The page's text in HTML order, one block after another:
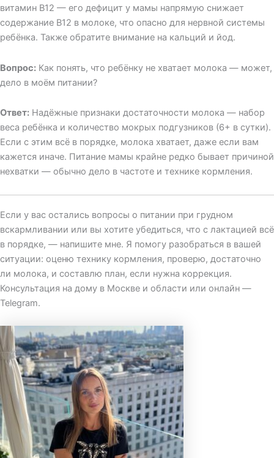
витамин B12 — его дефицит у мамы напрямую снижает
содержание B12 в молоке, что опасно для нервной системы
ребёнка. Также обратите внимание на кальций и йод.
Вопрос: Как понять, что ребёнку не хватает молока — может,
дело в моём питании?
Ответ: Надёжные признаки достаточности молока — набор
веса ребёнка и количество мокрых подгузников (6+ в сутки).
Если с этим всё в порядке, молока хватает, даже если вам
кажется иначе. Питание мамы крайне редко бывает причиной
нехватки — обычно дело в частоте и технике кормления.
Если у вас остались вопросы о питании при грудном
вскармливании или вы хотите убедиться, что с лактацией всё
в порядке, — напишите мне. Я помогу разобраться в вашей
ситуации: оценю технику кормления, проверю, достаточно
ли молока, и составлю план, если нужна коррекция.
Консультация на дому в Москве и области или онлайн —
Telegram.